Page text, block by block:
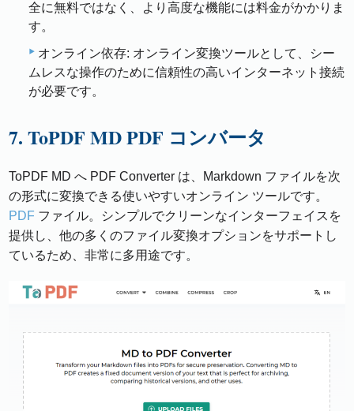
全に無料ではなく、より高度な機能には料金がかかりま
す。
オンライン依存: オンライン変換ツールとして、シー
ムレスな操作のために信頼性の高いインターネット接続
が必要です。
7. ToPDF MD PDF コンバータ
ToPDF MD へ PDF Converter は、Markdown ファイルを次
の形式に変換できる使いやすいオンライン ツールです。
PDF ファイル。シンプルでクリーンなインターフェイスを
提供し、他の多くのファイル変換オプションをサポートし
ているため、非常に多用途です。